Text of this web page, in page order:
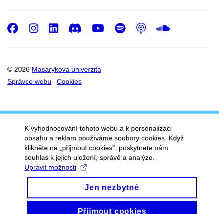
© 2026 Masarykova univerzita
Správce webu
Cookies
Facebook
Instagram
LinkedIn
DiscordYoutube
Spotify
Podcast
K vyhodnocování tohoto webu a k personalizaci
obsahu a reklam používáme soubory cookies. Když
klikněte na „přijmout cookies", poskytnete nám
souhlas k jejich uložení, správě a analýze.
Upravit možnosti
Jen nezbytné
Přijmout cookies